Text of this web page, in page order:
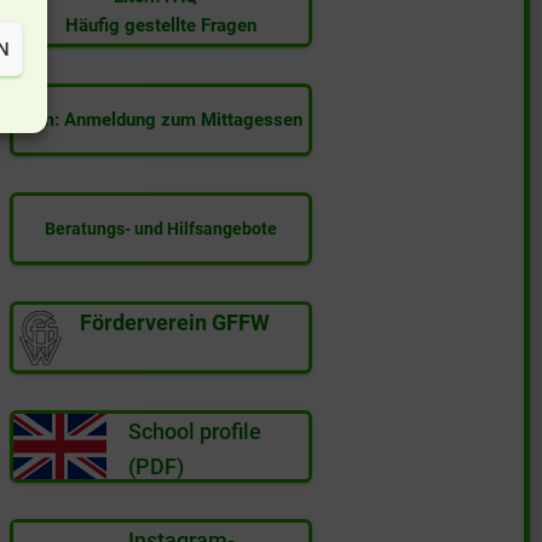
Häufig gestellte Fragen
Film: Anmeldung zum Mittagessen
Beratungs- und Hilfsangebote
Förderverein GFFW
School profile
(PDF)